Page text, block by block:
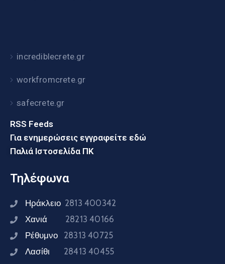
incrediblecrete.gr
workfromcrete.gr
safecrete.gr
RSS Feeds
Για ενημερώσεις εγγραφείτε εδώ
Παλιά Ιστοσελίδα ΠΚ
Τηλέφωνα
Ηράκλειο 2813 400342
Χανιά 28213 40166
Ρέθυμνο 28313 40725
Λασίθι 28413 40455